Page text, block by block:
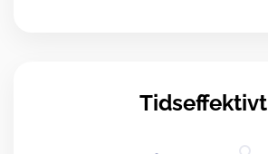
Tidseffektivt